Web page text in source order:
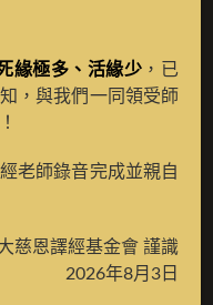
財續母
續母彩唐
緣極多、活緣少 ，已
，與我們一同領受師
老師錄音完成並親自
慈恩譯經基金會 謹識
2026年8月3日